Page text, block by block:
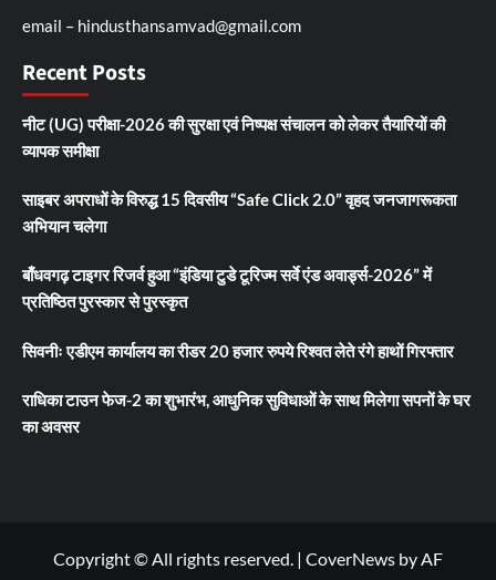
email – hindusthansamvad@gmail.com
Recent Posts
नीट (UG) परीक्षा-2026 की सुरक्षा एवं निष्पक्ष संचालन को लेकर तैयारियों की
व्यापक समीक्षा
साइबर अपराधों के विरुद्ध 15 दिवसीय “Safe Click 2.0” वृहद जनजागरूकता
अभियान चलेगा
बाँधवगढ़ टाइगर रिजर्व हुआ “इंडिया टुडे टूरिज्म सर्वे एंड अवार्ड्स-2026” में
प्रतिष्ठित पुरस्कार से पुरस्कृत
सिवनीः एडीएम कार्यालय का रीडर 20 हजार रुपये रिश्वत लेते रंगे हाथों गिरफ्तार
राधिका टाउन फेज-2 का शुभारंभ, आधुनिक सुविधाओं के साथ मिलेगा सपनों के घर
का अवसर
Copyright © All rights reserved. | CoverNews by AF